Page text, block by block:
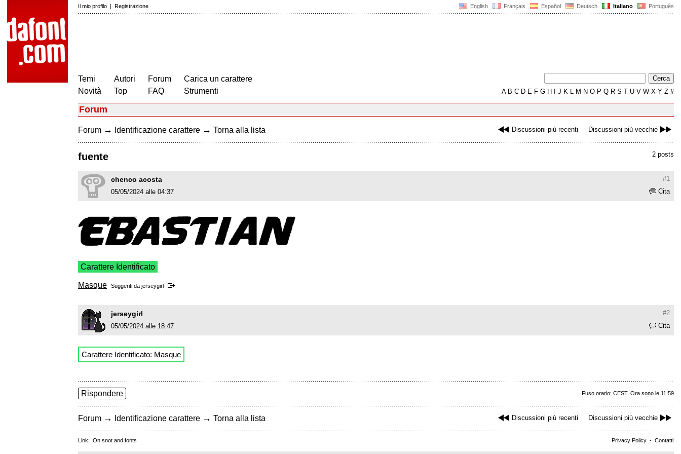
English Français Español Deutsch Italiano Português
Il mio profilo | Registrazione
Temi
Novità
Autori
Top
Forum
FAQ
Carica un carattere
Strumenti
AB C D E F G H J K L M N O P Q R S T U V W X Y Z #
Forum
Discussioni più recenti Discussioni più vecchie
Forum → Identificazione carattere → Torna alla lista
2 posts
fuente
#1
chenco acosta
Cita
05/05/2024 alle 04:37
Carattere Identificato
Masque Suggeriti da jerseygirl
#2
jerseygirl
Cita
05/05/2024 alle 18:47
Carattere Identificato: Masque
Fuso orario: CEST. Ora sono le 11:59
Rispondere
Discussioni più recenti Discussioni più vecchie
Forum → Identificazione carattere → Torna alla lista
Privacy Policy - Contatti
Link: On snot and fonts